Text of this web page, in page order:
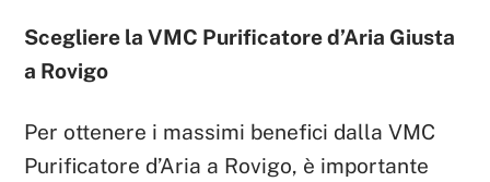
Scegliere la VMC Purificatore d’Aria Giusta
a Rovigo
Per ottenere i massimi benefici dalla VMC
Purificatore d’Aria a Rovigo, è importante